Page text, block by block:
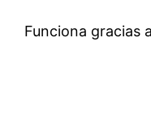
Funciona gracias